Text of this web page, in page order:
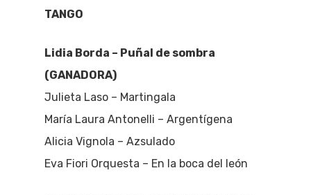
TANGO
Lidia Borda – Puñal de sombra
(GANADORA)
Julieta Laso – Martingala
María Laura Antonelli – Argentígena
Alicia Vignola – Azsulado
Eva Fiori Orquesta – En la boca del león